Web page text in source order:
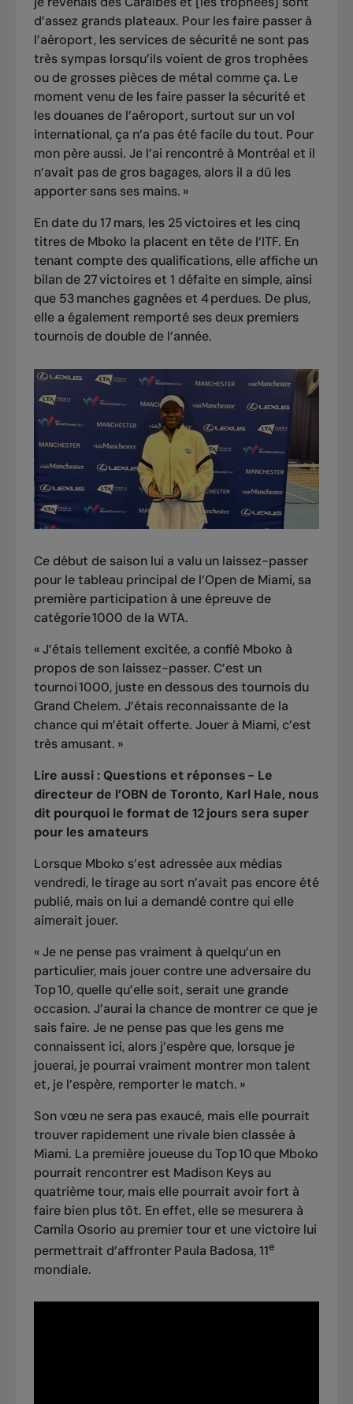
d’assez grands plateaux. Pour les faire passer à
l’aéroport, les services de sécurité ne sont pas
très sympas lorsqu’ils voient de gros trophées
ou de grosses pièces de métal comme ça. Le
moment venu de les faire passer la sécurité et
les douanes de l’aéroport, surtout sur un vol
international, ça n’a pas été facile du tout. Pour
mon père aussi. Je l’ai rencontré à Montréal et il
n’avait pas de gros bagages, alors il a dû les
apporter sans ses mains. »
En date du 17 mars, les 25 victoires et les cinq
titres de Mboko la placent en tête de l’ITF. En
tenant compte des qualifications, elle affiche un
bilan de 27 victoires et 1 défaite en simple, ainsi
que 53 manches gagnées et 4 perdues. De plus,
elle a également remporté ses deux premiers
tournois de double de l’année.
Ce début de saison lui a valu un laissez-passer
pour le tableau principal de l’Open de Miami, sa
première participation à une épreuve de
catégorie 1000 de la WTA.
« J’étais tellement excitée, a confié Mboko à
propos de son laissez-passer. C’est un
tournoi 1000, juste en dessous des tournois du
Grand Chelem. J’étais reconnaissante de la
chance qui m’était offerte. Jouer à Miami, c’est
très amusant. »
Lire aussi : Questions et réponses - Le
directeur de l’OBN de Toronto, Karl Hale, nous
dit pourquoi le format de 12 jours sera super
pour les amateurs
Lorsque Mboko s’est adressée aux médias
vendredi, le tirage au sort n’avait pas encore été
publié, mais on lui a demandé contre qui elle
aimerait jouer.
« Je ne pense pas vraiment à quelqu’un en
particulier, mais jouer contre une adversaire du
Top 10, quelle qu’elle soit, serait une grande
occasion. J’aurai la chance de montrer ce que je
sais faire. Je ne pense pas que les gens me
connaissent ici, alors j’espère que, lorsque je
jouerai, je pourrai vraiment montrer mon talent
et, je l’espère, remporter le match. »
Son vœu ne sera pas exaucé, mais elle pourrait
trouver rapidement une rivale bien classée à
Miami. La première joueuse du Top 10 que Mboko
pourrait rencontrer est Madison Keys au
quatrième tour, mais elle pourrait avoir fort à
faire bien plus tôt. En effet, elle se mesurera à
Camila Osorio au premier tour et une victoire lui
permettrait d’affronter Paula Badosa, 11e
mondiale.